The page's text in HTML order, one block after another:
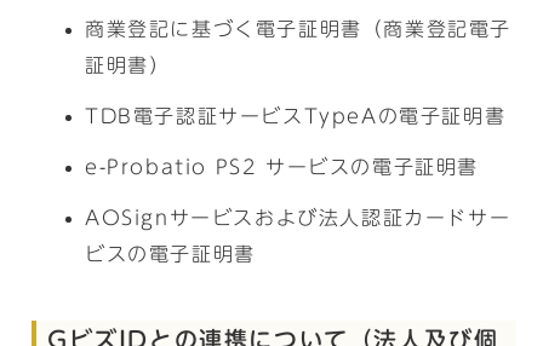
商業登記に基づく電子証明書（商業登記電子
証明書）
TDB電子認証サービスTypeAの電子証明書
e-Probatio PS2 サービスの電子証明書
AOSignサービスおよび法人認証カードサー
ビスの電子証明書
GビズIDとの連携について（法人及び個